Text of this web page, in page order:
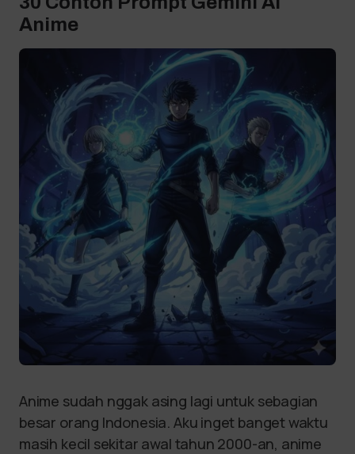
Anime
Anime sudah nggak asing lagi untuk sebagian
besar orang Indonesia. Aku inget banget waktu
masih kecil sekitar awal tahun 2000-an, anime